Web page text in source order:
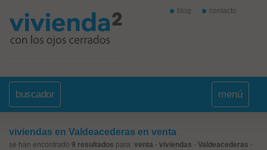
blog contacto
buscador menú
viviendas en Valdeacederas en venta
se han encontrado 9 resultados para: venta - viviendas - Valdeacederas -